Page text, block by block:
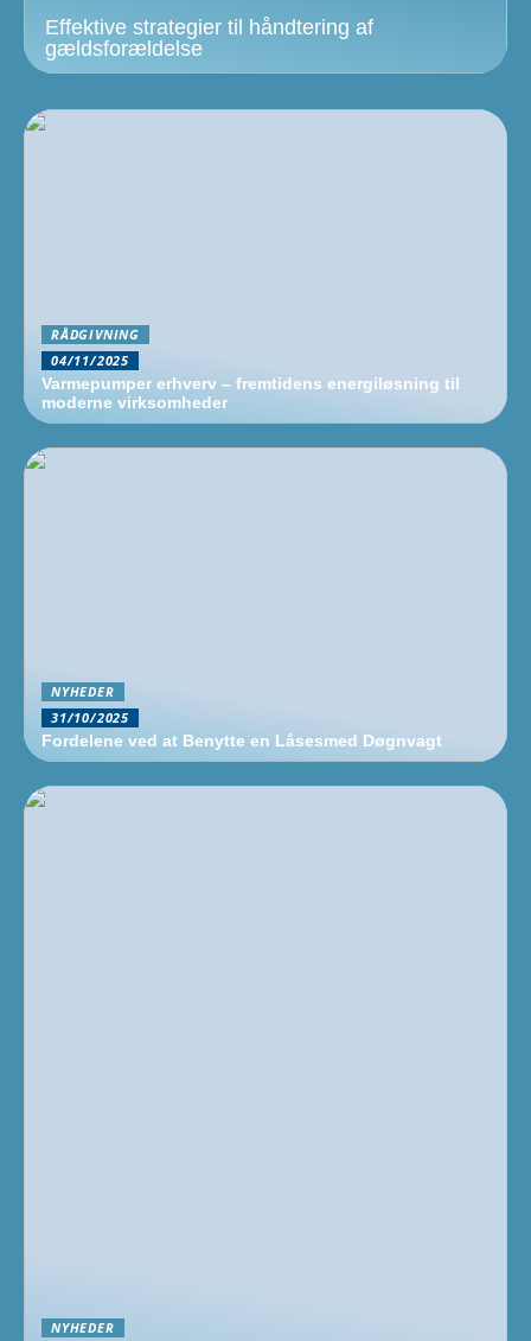
Effektive strategier til håndtering af
gældsforældelse
RÅDGIVNING
04/11/2025
Varmepumper erhverv – fremtidens energiløsning til
moderne virksomheder
NYHEDER
31/10/2025
Fordelene ved at Benytte en Låsesmed Døgnvagt
NYHEDER